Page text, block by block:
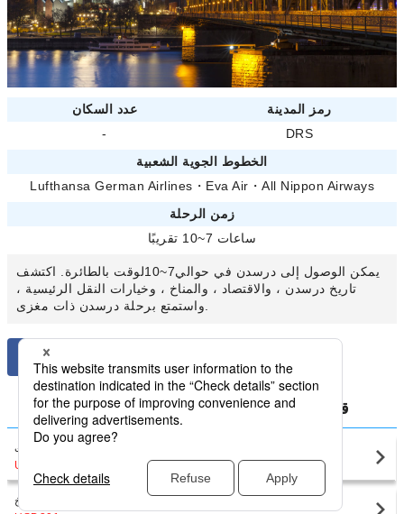
عدد السكان
رمز المدينة
-
DRS
الخطوط الجوية الشعبية
Lufthansa German Airlines ・ Eva Air ・ All Nippon Airways
زمن الرحلة
ساعات 7~10 تقريبًا
يمكن الوصول إلى درسدن في حوالي7~10لوقت بالطائرة. اكتشف
تاريخ درسدن ، والاقتصاد ، والمناخ ، وخيارات النقل الرئيسية ،
قارن أقل أسعار ألمانيا المحلي من درسدن
فرانكفورت
USD213
ميونيخ